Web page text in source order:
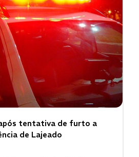
tentativa de furto a
de Lajeado